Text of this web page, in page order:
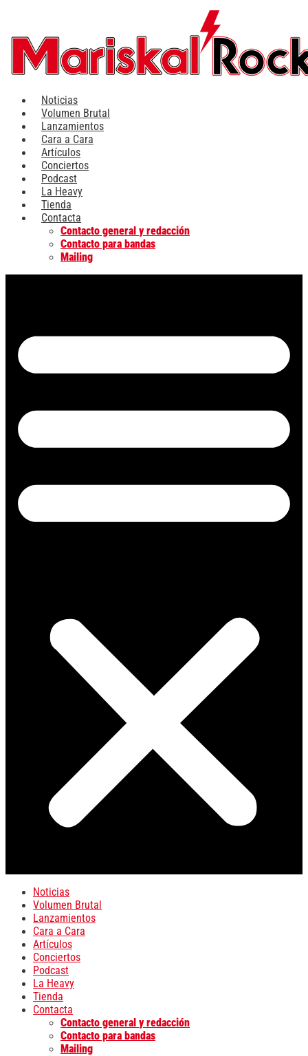
contenido
Noticias
Volumen Brutal
Lanzamientos
Cara a Cara
Artículos
Conciertos
Podcast
La Heavy
Tienda
Contacta
Contacto general y redacción
Contacto para bandas
Mailing
Noticias
Volumen Brutal
Lanzamientos
Cara a Cara
Artículos
Conciertos
Podcast
La Heavy
Tienda
Contacta
Contacto general y redacción
Contacto para bandas
Mailing